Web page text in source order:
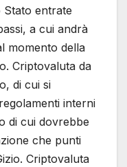
entrate
a cui andrà
momento della
Criptovaluta da
di cui si
interni
di cui dovrebbe
che punti
Criptovaluta